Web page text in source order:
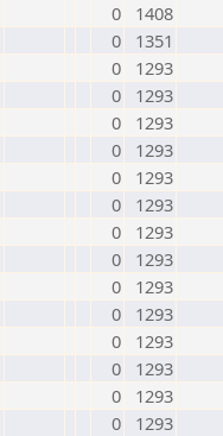
0
1408
0
1351
0
1293
0
1293
0
1293
0
1293
0
1293
0
1293
0
1293
0
1293
0
1293
0
1293
0
1293
0
1293
0
1293
0
1293